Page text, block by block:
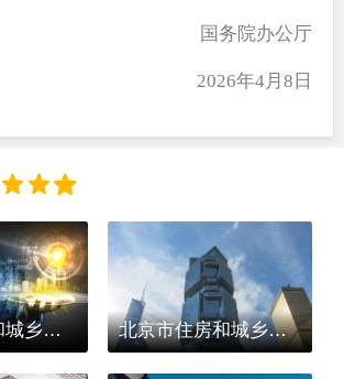
国务院办公厅
2026年4月8日
河南省住房和城乡建设厅 关于做好住房城乡建设系统新型冠状病毒感染的肺炎疫情防控工作的通知 北京市住房和城乡建设委员会关于施工现场新型冠状病毒感染的肺炎疫情防控工作的通知